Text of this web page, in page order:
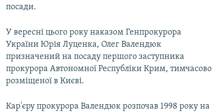
посади.
У вересні цього року наказом Генпрокурора
України Юрія Луценка, Олег Валендюк
призначений на посаду першого заступника
прокурора Автономної Республіки Крим, тимчасово
розміщеної в Києві.
Кар'єру прокурора Валендюк розпочав 1998 року на